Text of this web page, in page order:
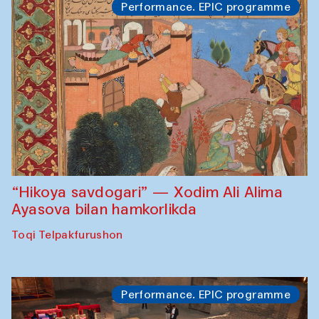
Performance. EPIC programme
“Hikoya savdogari” — Xodim Ali Alima
Ayasova bilan hamkorlikda
Toqi Telpakfurushon
Performance. EPIC programme